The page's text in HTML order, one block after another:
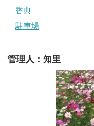
香典
駐車場
管理人：知里